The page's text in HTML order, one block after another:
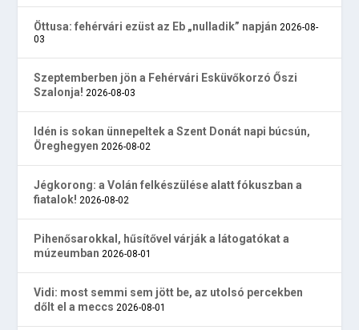
Öttusa: fehérvári ezüst az Eb „nulladik” napján 2026-08-
03
Szeptemberben jön a Fehérvári Esküvőkorzó Őszi
Szalonja! 2026-08-03
Idén is sokan ünnepeltek a Szent Donát napi búcsún,
Öreghegyen 2026-08-02
Jégkorong: a Volán felkészülése alatt fókuszban a
fiatalok! 2026-08-02
Pihenősarokkal, hűsítővel várják a látogatókat a
múzeumban 2026-08-01
Vidi: most semmi sem jött be, az utolsó percekben
dőlt el a meccs 2026-08-01